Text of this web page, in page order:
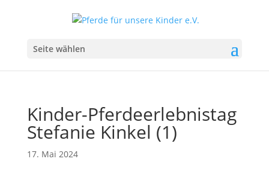
Seite wählen
Kinder-Pferdeerlebnistag
Stefanie Kinkel (1)
17. Mai 2024